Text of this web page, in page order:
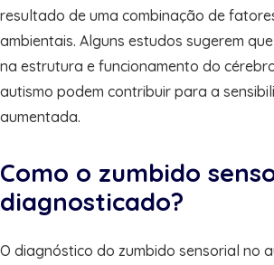
resultado de uma combinação de
ambientais. Alguns estudos sugerem
na estrutura e funcionamento do
autismo podem contribuir para a
aumentada.
Como o zumbido
diagnosticado?
O diagnóstico do zumbido sensorial no